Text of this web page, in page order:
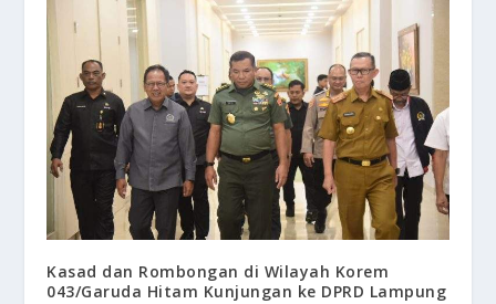
Kasad dan Rombongan di Wilayah Korem
043/Garuda Hitam Kunjungan ke DPRD Lampung